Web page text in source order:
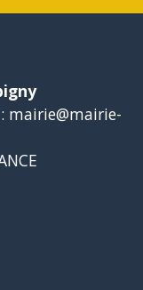
mairie@mairie-